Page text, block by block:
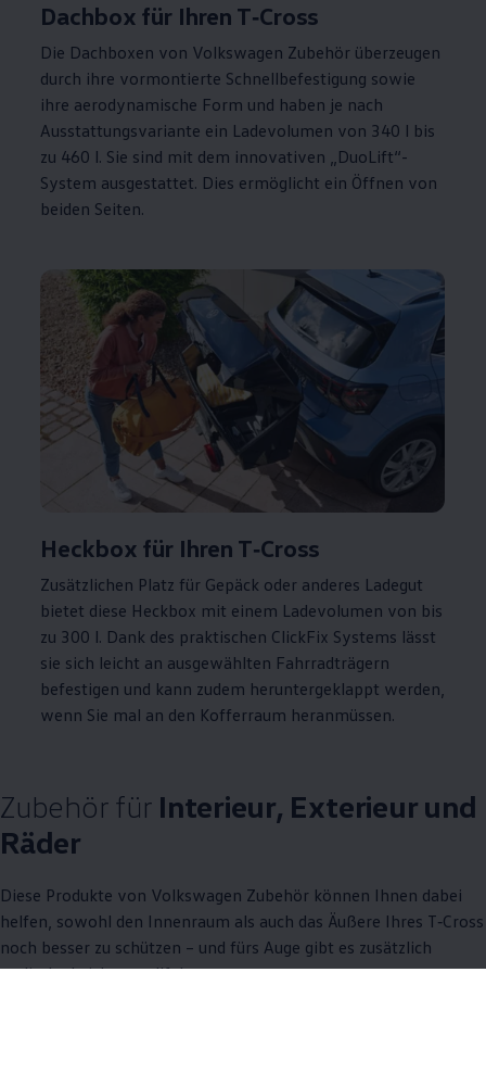
Dachbox für Ihren T‑Cross
Die Dachboxen von Volkswagen Zubehör überzeugen
durch ihre vormontierte Schnellbefestigung sowie
ihre aerodynamische Form und haben je nach
Ausstattungsvariante ein Ladevolumen von 340 l bis
zu 460 l. Sie sind mit dem innovativen „DuoLift“-
System ausgestattet. Dies ermöglicht ein Öffnen von
beiden Seiten.
Heckbox für Ihren T‑Cross
Zusätzlichen Platz für Gepäck oder anderes Ladegut
bietet diese Heckbox mit einem Ladevolumen von bis
zu 300 l. Dank des praktischen ClickFix Systems lässt
sie sich leicht an ausgewählten Fahrradträgern
befestigen und kann zudem heruntergeklappt werden,
wenn Sie mal an den Kofferraum heranmüssen.
Zubehörfür Interieur, Exterieur und
Räder
Diese Produkte von Volkswagen Zubehör können Ihnen dabei
helfen, sowohl den Innenraum als auch das Äußere Ihres T‑Cross
noch besser zu schützen – und fürs Auge gibt es zusätzlich
stylische Leichtmetallfelgen.